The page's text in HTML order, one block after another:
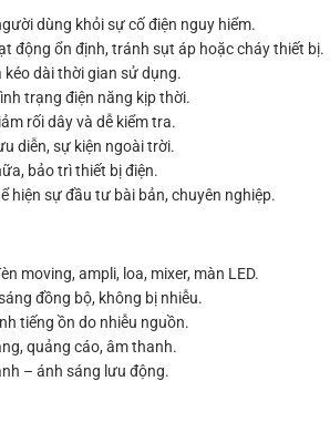
dùng khỏi sự cố điện nguy hiểm.
động ổn định, tránh sụt áp hoặc cháy thiết bị.
kéo dài thời gian sử dụng.
trạng điện năng kịp thời.
rối dây và dễ kiểm tra.
diễn, sự kiện ngoài trời.
bảo trì thiết bị điện.
hiện sự đầu tư bài bản, chuyên nghiệp.
moving, ampli, loa, mixer, màn LED.
đồng bộ, không bị nhiễu.
tiếng ồn do nhiễu nguồn.
quảng cáo, âm thanh.
– ánh sáng lưu động.